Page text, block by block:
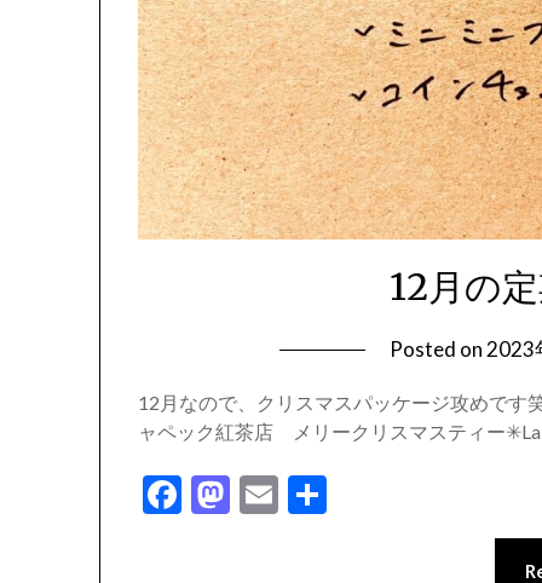
12月の
Posted on 2023
12月なので、クリスマスパッケージ攻めで
ャペック紅茶店 メリークリスマスティー
Facebook
Mastodon
Email